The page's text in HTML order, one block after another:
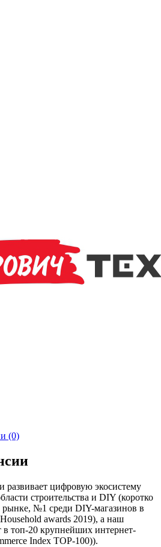
(0)
развивает цифровую экосистему
строительства и DIY (коротко
рынке, №1 среди DIY-магазинов в
awards 2019), а наш
в топ-20 крупнейших интернет-
Index TOP-100)).